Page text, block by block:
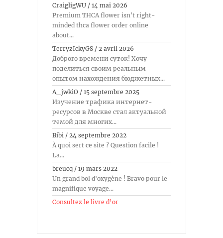
CraigligWU / 14 mai 2026
Premium THCA flower isn't right-
minded thca flower order online
about...
TerryzIckyGS / 2 avril 2026
Доброго времени суток! Хочу
поделиться своим реальным
опытом нахождения бюджетных...
A_jwkiO / 15 septembre 2025
Изучение трафика интернет-
ресурсов в Москве стал актуальной
темой для многих...
Bibi / 24 septembre 2022
À quoi sert ce site ? Question facile !
La...
breucq / 19 mars 2022
Un grand bol d'oxygène ! Bravo pour le
magnifique voyage...
Consultez le livre d’or